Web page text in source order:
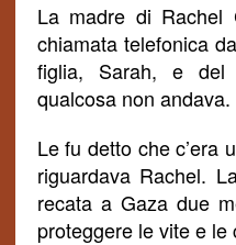
La madre di Rachel
chiamata telefonica
figlia, Sarah, e del
qualcosa non andava.
Le fu detto che c’era
riguardava Rachel.
recata a Gaza due
proteggere le vite e